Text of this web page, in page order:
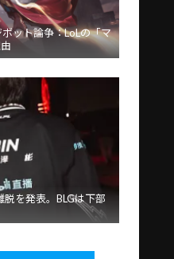
ット論争：LoLの「マ
を発表。BLGは下部